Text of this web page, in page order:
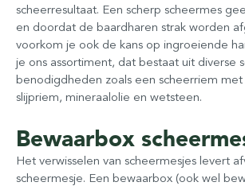
scheerresultaat. Een scherp scheermes
en doordat de baardharen strak worden
voorkom je ook de kans op ingroeiende
je ons assortiment, dat bestaat uit diverse
benodigdheden zoals een scheerriem met
slijpriem, mineraalolie en wetsteen.
Bewaarbox
Het verwisselen van scheermesjes levert
scheermesje. Een bewaarbox (ook wel